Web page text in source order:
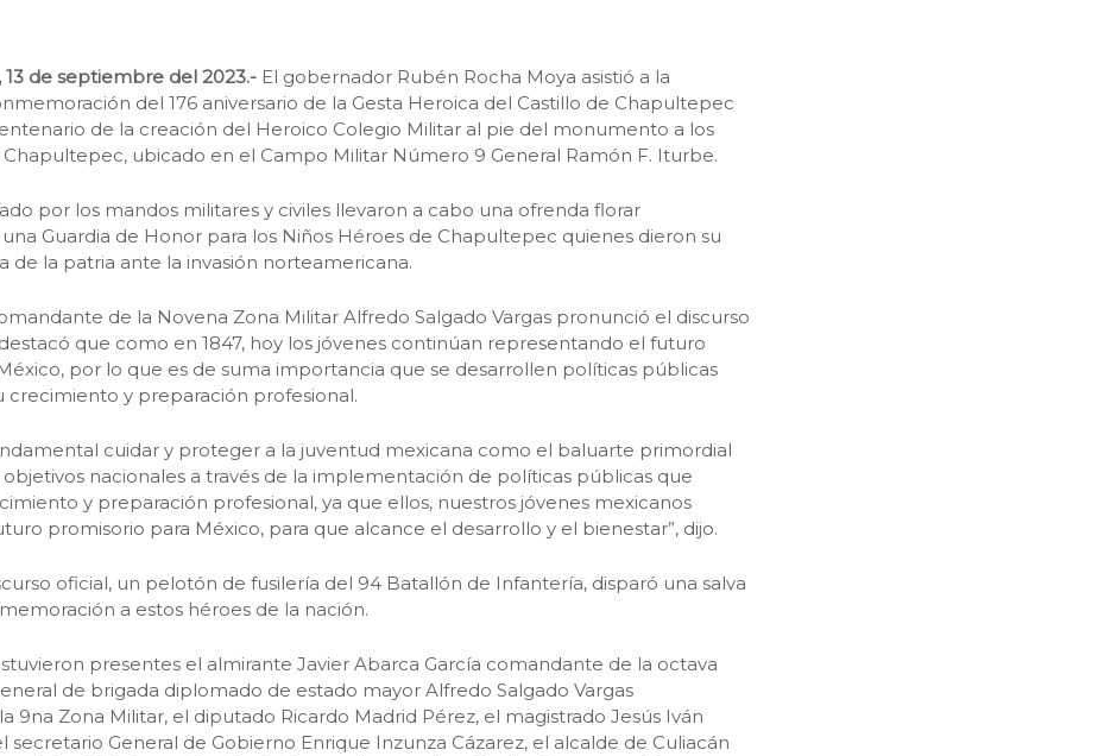
13 de septiembre del 2023.- El gobernador Rubén Rocha Moya asistió a la
del 176 aniversario de la Gesta Heroica del Castillo de Chapultepec
de la creación del Heroico Colegio Militar al pie del monumento a los
Chapultepec, ubicado en el Campo Militar Número 9 General Ramón F. Iturbe.
por los mandos militares y civiles llevaron a cabo una ofrenda florar
Guardia de Honor para los Niños Héroes de Chapultepec quienes dieron su
de la patria ante la invasión norteamericana.
de la Novena Zona Militar Alfredo Salgado Vargas pronunció el discurso
que como en 1847, hoy los jóvenes continúan representando el futuro
por lo que es de suma importancia que se desarrollen políticas públicas
crecimiento y preparación profesional.
cuidar y proteger a la juventud mexicana como el baluarte primordial
objetivos nacionales a través de la implementación de políticas públicas que
y preparación profesional, ya que ellos, nuestros jóvenes mexicanos
promisorio para México, para que alcance el desarrollo y el bienestar”, dijo.
oficial, un pelotón de fusilería del 94 Batallón de Infantería, disparó una salva
a estos héroes de la nación.
presentes el almirante Javier Abarca García comandante de la octava
de brigada diplomado de estado mayor Alfredo Salgado Vargas
9na Zona Militar, el diputado Ricardo Madrid Pérez, el magistrado Jesús Iván
secretario General de Gobierno Enrique Inzunza Cázarez, el alcalde de Culiacán